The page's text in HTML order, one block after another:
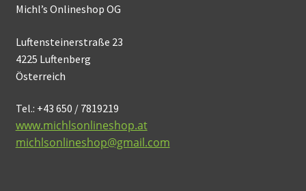
Michl’s Onlineshop OG
Luftensteinerstraße 23
4225 Luftenberg
Österreich
Tel.: +43 650 / 7819219
www.michlsonlineshop.at
michlsonlineshop@gmail.com